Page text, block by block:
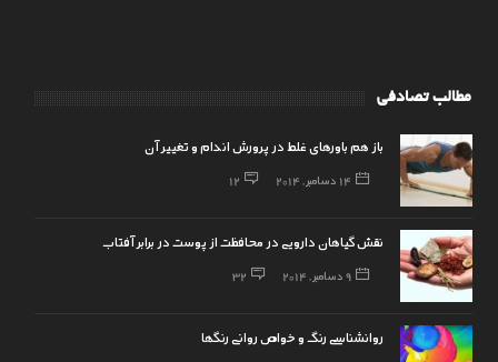
مطالب تصادفی
باز هم ﺑﺎﻭﺭﻫﺎﯼ ﻏﻠﻂ ﺩﺭ ﭘﺮﻭﺭﺵ ﺍﻧﺪﺍﻡ ﻭ ﺗﻐﯿﯿﺮ ﺁﻥ
14 دسامبر, 2014 12
نقش گیاهان دارویی در محافظت از پوست در برابر آفتاب
9 دسامبر, 2014 32
روانشناسی رنگ و خواص روانی رنگها